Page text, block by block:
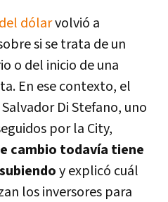
dólarvolvió a
si se trata de un
o del inicio de una
En ese contexto, el
Di Stefano, uno
por la City,
cambio todavía tiene
y explicó cuál
los inversores para